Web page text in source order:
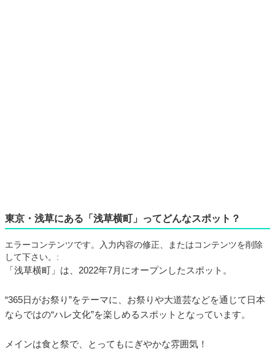
東京・浅草にある「浅草横町」ってどんなスポット？
エラーコンテンツです。入力内容の修正、またはコンテンツを削除
して下さい。:
「浅草横町」は、2022年7月にオープンしたスポット。
“365日がお祭り”をテーマに、お祭りや大道芸などを通じて日本
ならではの“ハレ文化”を楽しめるスポットとなっています。
メインは食と祭で、とってもにぎやかな雰囲気！